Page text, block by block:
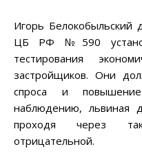
Игорь Белокобыльский
ЦБ РФ №590
тестирования
застройщиков. Они
спроса и
наблюдению, львиная
проходя через
отрицательной.